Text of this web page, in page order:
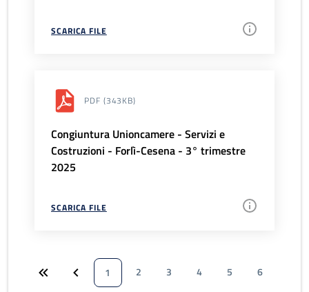
SCARICA FILE
PDF (343KB)
Congiuntura Unioncamere - Servizi e
Costruzioni - Forlì-Cesena - 3° trimestre
2025
SCARICA FILE
1 2 3 4 5
6